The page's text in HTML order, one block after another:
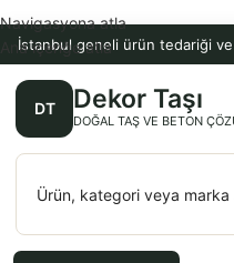
İstanbul geneli ürün tedariği
DT Dekor Taşı
DOĞAL TAŞ VE BETON
Navigasyona atla
Ana içeriğe atla